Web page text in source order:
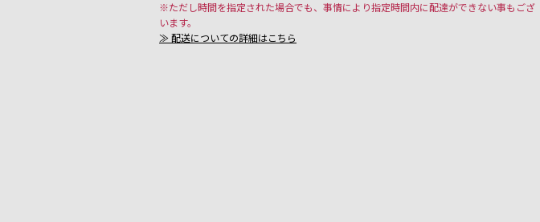
※ただし時間を指定された場合でも、事情により指定時間内に配達ができない事もござ
います。
≫ 配送についての詳細はこちら